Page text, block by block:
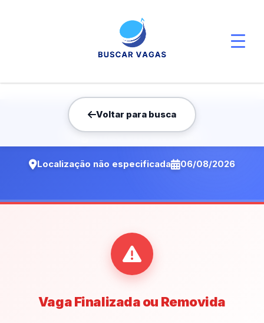
Voltar para busca
Vaga não encontrada
Localização não especificada 06/08/2026
Vaga Finalizada ou Removida